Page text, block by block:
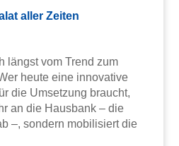
aller Zeiten
längst vom Trend zum
heute eine innovative
die Umsetzung braucht,
an die Hausbank – die
–, sondern mobilisiert die